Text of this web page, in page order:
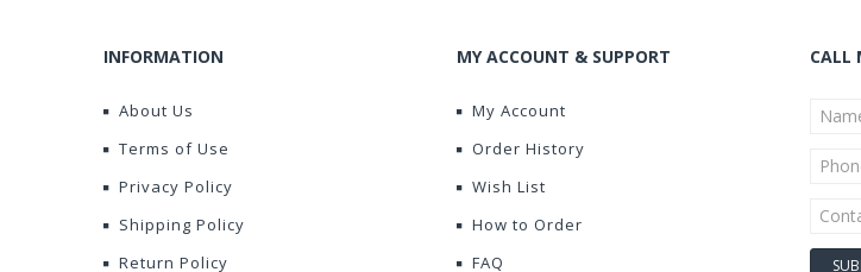
INFORMATION
About Us
Terms of Use
Privacy Policy
Shipping Policy
Return Policy
MY ACCOUNT & SUPPORT
My Account
Order History
Wish List
How to Order
FAQ
CALL